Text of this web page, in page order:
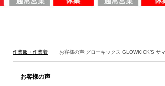
作業服・作業着 お客様の声:グローキックス GLOWKICK’S サ
お客様の声